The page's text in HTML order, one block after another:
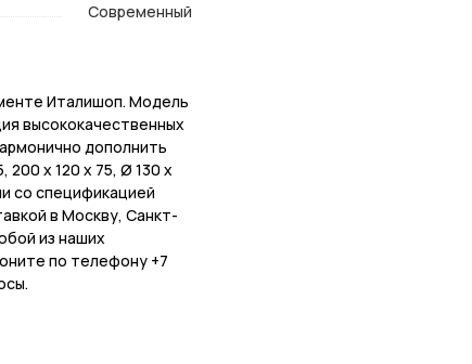
Современный
Италишоп. Модель
высококачественных
дополнить
200 x 120 x 75, Ø 130 х
со спецификацией
в Москву, Санкт-
из наших
по телефону +7